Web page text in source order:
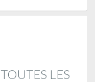
TOUTES LES